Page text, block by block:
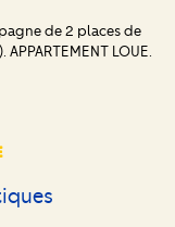
de 2 places de
LOUE.